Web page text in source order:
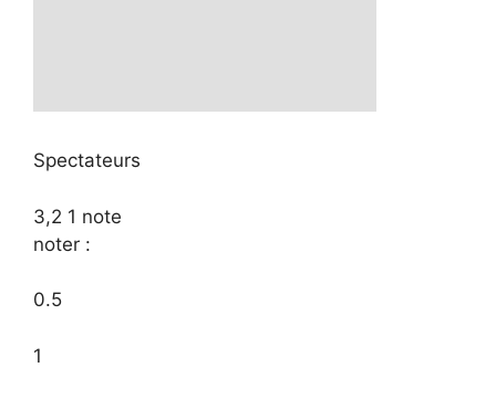
Spectateurs
3,2 1 note
noter :
0.5
1